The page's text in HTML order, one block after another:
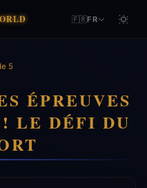
🇫🇷FR
5
ÉPREUVES
LE DÉFI DU